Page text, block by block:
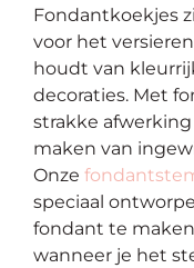
Fondantkoekjes
voor het
houdt van
decoraties. Met
strakke
maken van
Onze
speciaal
fondant te
wanneer je het